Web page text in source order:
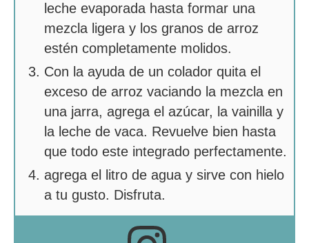
leche evaporada hasta formar una
mezcla ligera y los granos de arroz
estén completamente molidos.
Con la ayuda de un colador quita el
exceso de arroz vaciando la mezcla en
una jarra, agrega el azúcar, la vainilla y
la leche de vaca. Revuelve bien hasta
que todo este integrado perfectamente.
agrega el litro de agua y sirve con hielo
a tu gusto. Disfruta.